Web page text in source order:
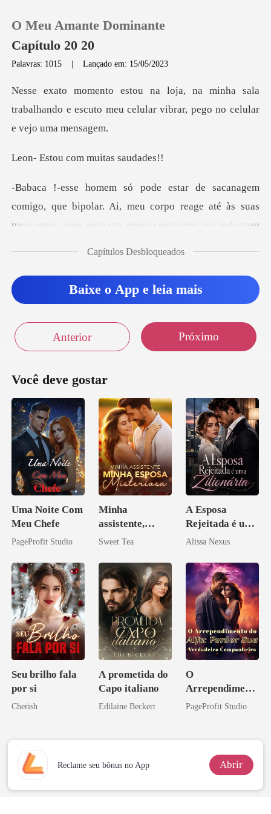
0
Histórico
O Meu Amante Dominante
Capítulo 20 20
Palavras: 1015 |Lançado em: 15/05/2023
a sala
trabalhando e escuto meu celular vi
com muitas
que bipolar. Ai, meu corpo reage até às suas
mensagens,
go a
Capítulos Desbloqueados
Baixe o App e leia mais
Anterior Próximo
Você deve gostar
Uma Noite Com
Meu Chefe
PageProfit Studio
Minha
assistente,
minha esposa
Sweet Tea
A Esposa
Rejeitada é uma
Zilionária
Alissa Nexus
Seu brilho fala
por si
Cherish
A prometida do
Capo italiano
Edilaine Beckert
O
Arrependiment
o do Alfa:
Companheira
PageProfit Studio
Reclame seu bônus no App Abrir